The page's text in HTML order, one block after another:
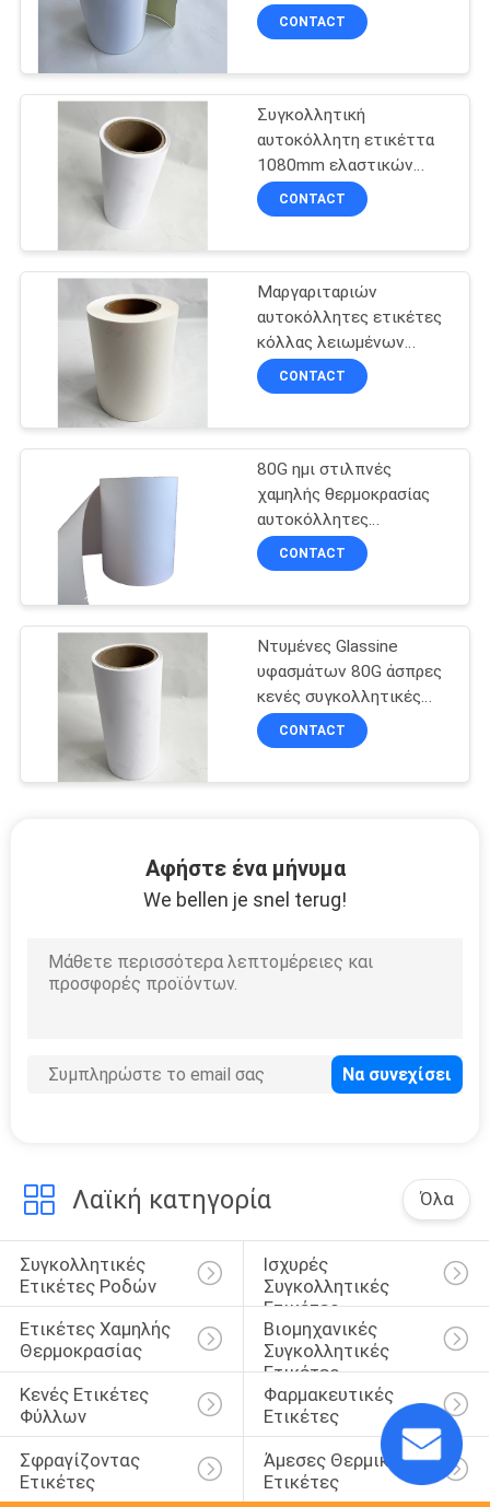
αυτοκινήτου PP με το
καυτό σκάφος της
μετάλλων
CONTACT
Συγκολλητική
αυτοκόλλητη ετικέττα
1080mm ελαστικών
αυτοκινήτου 55GSM
60GSM με το άσπρο
CONTACT
Μαργαριταριών
αυτοκόλλητες ετικέτες
κόλλας λειωμένων
μετάλλων ταινιών
καυτές με το κίτρινο
CONTACT
80G ημι στιλπνές
χαμηλής θερμοκρασίας
αυτοκόλλητες
ετικέττες εγγράφου με
την κόλλα 20GSM
CONTACT
Ντυμένες Glassine
υφασμάτων 80G άσπρες
κενές συγκολλητικές
ετικέτες σκαφών της
γραμμής με την καυτή
CONTACT
Αφήστε ένα μήνυμα
We bellen je snel terug!
Λαϊκή κατηγορία Όλα
Συγκολλητικές
Ετικέτες Ροδών
Ισχυρές
Συγκολλητικές
Ετικέτες
Ετικέτες Χαμηλής
Θερμοκρασίας
Βιομηχανικές
Συγκολλητικές
Ετικέτες
Κενές Ετικέτες
Φύλλων
Φαρμακευτικές
Ετικέτες
Σφραγίζοντας
Ετικέτες
Άμεσες Θερμικές
Ετικέτες